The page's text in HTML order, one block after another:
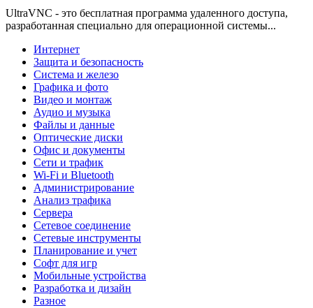
UltraVNC - это бесплатная программа удаленного доступа,
разработанная специально для операционной системы...
Интернет
Защита и безопасность
Система и железо
Графика и фото
Видео и монтаж
Аудио и музыка
Файлы и данные
Оптические диски
Офис и документы
Сети и трафик
Wi-Fi и Bluetooth
Администрирование
Анализ трафика
Сервера
Сетевое соединение
Сетевые инструменты
Планирование и учет
Софт для игр
Мобильные устройства
Разработка и дизайн
Разное